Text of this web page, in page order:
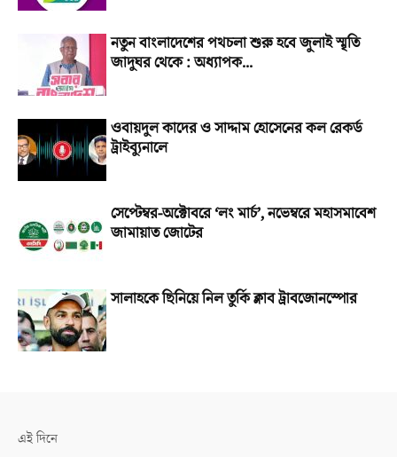
নতুন বাংলাদেশের পথচলা শুরু হবে জুলাই স্মৃতি
জাদুঘর থেকে : অধ্যাপক...
ওবায়দুল কাদের ও সাদ্দাম হোসেনের কল রেকর্ড
ট্রাইব্যুনালে
সেপ্টেম্বর-অক্টোবরে ‘লং মার্চ’, নভেম্বরে মহাসমাবেশ
জামায়াত জোটের
সালাহকে ছিনিয়ে নিল তুর্কি ক্লাব ট্রাবজোনস্পোর
এই দিনে